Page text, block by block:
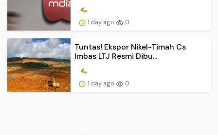
1 day ago 0
Tuntas! Ekspor Nikel-Timah Cs
Imbas LTJ Resmi Dibu...
1 day ago 0